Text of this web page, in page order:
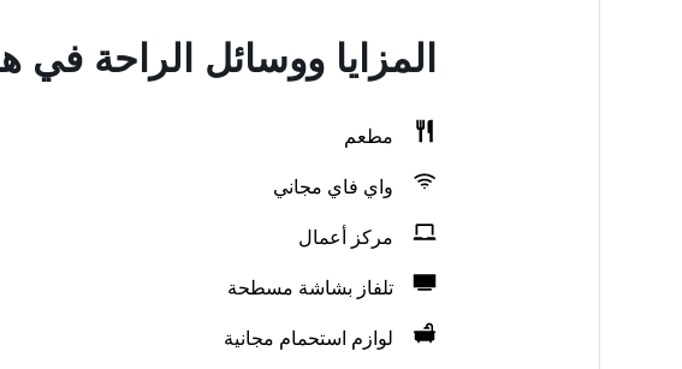
المزايا ووسائل الراحة في
مطعم
واي فاي مجاني
مركز أعمال
تلفاز بشاشة مسطحة
لوازم استحمام مجانية